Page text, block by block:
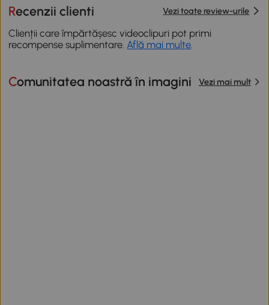
Recenzii clienti Vezi toate review-urile
Clienții care împărtășesc videoclipuri pot primi
recompense suplimentare. Află mai multe
Comunitatea noastră în imagini Vezi mai mult